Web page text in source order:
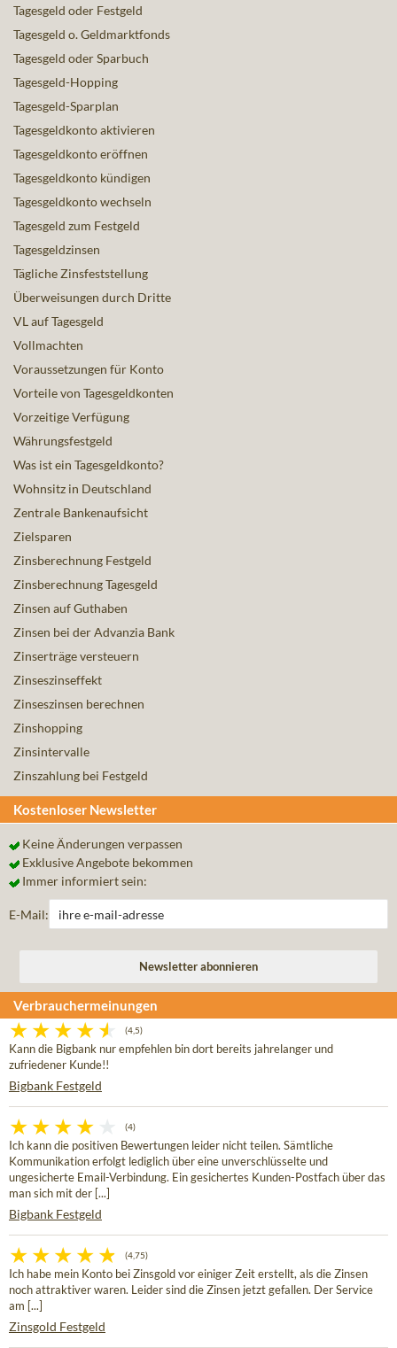
Tagesgeld oder Festgeld
Tagesgeld o. Geldmarktfonds
Tagesgeld oder Sparbuch
Tagesgeld-Hopping
Tagesgeld-Sparplan
Tagesgeldkonto aktivieren
Tagesgeldkonto eröffnen
Tagesgeldkonto kündigen
Tagesgeldkonto wechseln
Tagesgeld zum Festgeld
Tagesgeldzinsen
Tägliche Zinsfeststellung
Überweisungen durch Dritte
VL auf Tagesgeld
Vollmachten
Voraussetzungen für Konto
Vorteile von Tagesgeldkonten
Vorzeitige Verfügung
Währungsfestgeld
Was ist ein Tagesgeldkonto?
Wohnsitz in Deutschland
Zentrale Bankenaufsicht
Zielsparen
Zinsberechnung Festgeld
Zinsberechnung Tagesgeld
Zinsen auf Guthaben
Zinsen bei der Advanzia Bank
Zinserträge versteuern
Zinseszinseffekt
Zinseszinsen berechnen
Zinshopping
Zinsintervalle
Zinszahlung bei Festgeld
Kostenloser Newsletter
Keine Änderungen verpassen
Exklusive Angebote bekommen
Immer informiert sein:
E-Mail:
Verbrauchermeinungen
(4,5)
Kann die Bigbank nur empfehlen bin dort bereits jahrelanger und
zufriedener Kunde!!
Bigbank Festgeld
(4)
Ich kann die positiven Bewertungen leider nicht teilen. Sämtliche
Kommunikation erfolgt lediglich über eine unverschlüsselte und
ungesicherte Email-Verbindung. Ein gesichertes Kunden-Postfach über das
man sich mit der [...]
Bigbank Festgeld
(4,75)
Ich habe mein Konto bei Zinsgold vor einiger Zeit erstellt, als die Zinsen
noch attraktiver waren. Leider sind die Zinsen jetzt gefallen. Der Service
am [...]
Zinsgold Festgeld